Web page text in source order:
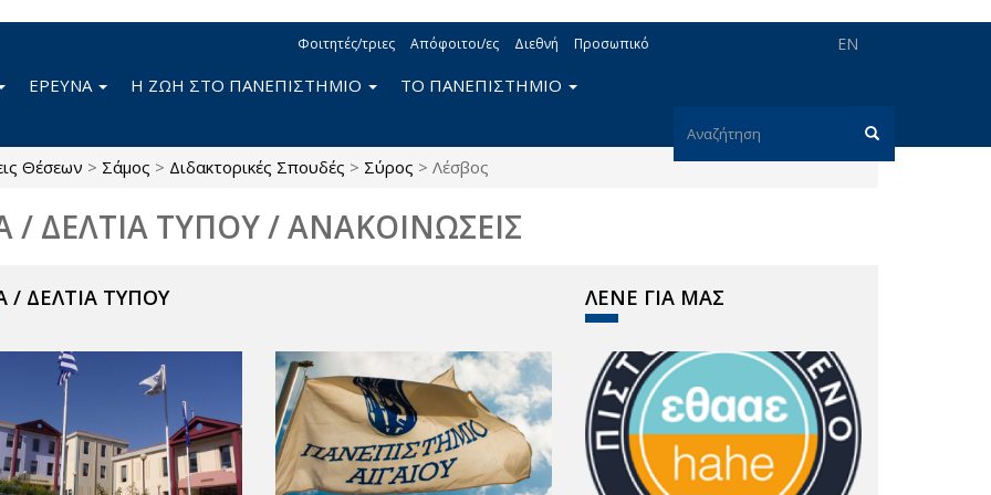
EN
Φοιτητές/τριες Απόφοιτοι/ες Διεθνή Προσωπικό
Φόρμα
ΕΡΕΥΝΑ Η ΖΩΗ ΣΤΟ ΠΑΝΕΠΙΣΤΗΜΙΟ ΤΟ ΠΑΝΕΠΙΣΤΗΜΙΟ
Θέσεων > Σάμος > Διδακτορικές Σπουδές > Σύρος > Λέσβος
/ ΔΕΛΤΙΑ ΤΥΠΟΥ / ΑΝΑΚΟΙΝΩΣΕΙΣ
/ ΔΕΛΤΙΑ ΤΥΠΟΥ ΛΕΝΕ ΓΙΑ ΜΑΣ